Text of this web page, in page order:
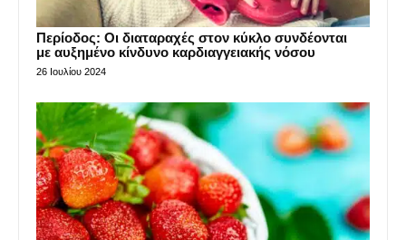
Περίοδος: Οι διαταραχές στον κύκλο συνδέονται
με αυξημένο κίνδυνο καρδιαγγειακής νόσου
26 Ιουλίου 2024